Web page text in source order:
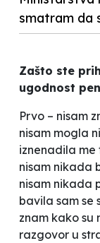
smatram da
Zašto ste
ugodnost
Prvo – nisam
nisam mogla
iznenadila
nisam nikada
nisam nikada
bavila sam se
znam kako su
razgovor u